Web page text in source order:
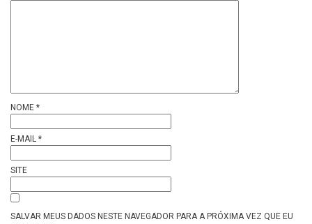
NOME *
E-MAIL *
SITE
SALVAR MEUS DADOS NESTE NAVEGADOR PARA A PRÓXIMA VEZ QUE EU